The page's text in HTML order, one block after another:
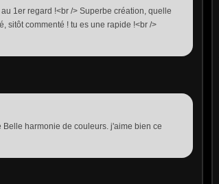
1er regard !<br /> Superbe création, quelle
sitôt commenté ! tu es une rapide !<br />
harmonie de couleurs. j'aime bien ce